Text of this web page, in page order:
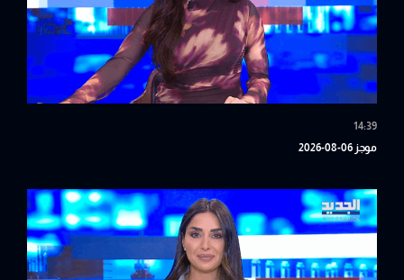
14:39
موجز 06-08-2026